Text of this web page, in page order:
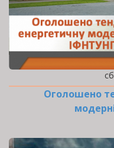
Оголошено